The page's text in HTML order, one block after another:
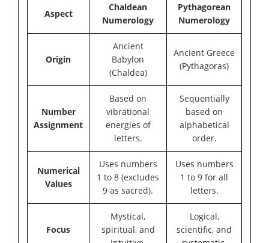
Aspect
Chaldean
Numerology
Pythagorean
Numerology
Origin
Ancient
Babylon
(Chaldea)
Ancient Greece
(Pythagoras)
Number
Assignment
Based on
vibrational
energies of
letters.
Sequentially
based on
alphabetical
order.
Numerical
Values
Uses numbers
1 to 8 (excludes
9 as sacred).
Uses numbers
1 to 9 for all
letters.
Focus
Mystical,
spiritual, and
Logical,
scientific, and